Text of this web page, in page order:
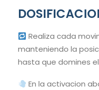
Realiza cada
manteniendo la
hasta que domines
En la activacion